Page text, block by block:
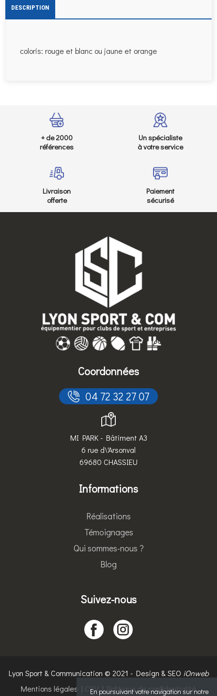
DESCRIPTION
coloris: rouge et blanc ou jaune et orange
+ de 2000
références
Un spécialiste
à votre service
Livraison
offerte
Paiement
sécurisé
Coordonnées
04 72 32 27 07
MI PARK - Bâtiment A3
6 rue d\'Arsonval
69680 CHASSIEU
Informations
Réalisations
Témoignages
Qui sommes-nous ?
Blog
Suivez-nous
Lyon Sport & Communication © 2021 - Design & SEO iOnweb
Mentions légales | CGV|Politique de confidentialité
En poursuivant votre navigation sur notre